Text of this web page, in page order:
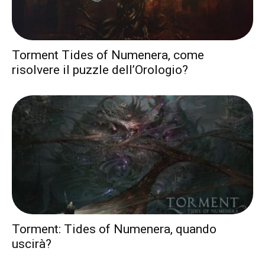
Torment Tides of Numenera, come
risolvere il puzzle dell’Orologio?
Torment: Tides of Numenera, quando
uscirà?